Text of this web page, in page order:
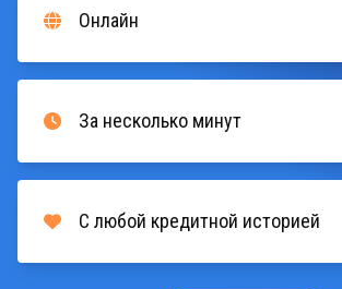
Онлайн
За несколько минут
С любой кредитной историей